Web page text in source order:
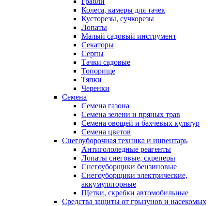
Колеса, камеры для тачек
Кусторезы, сучкорезы
Лопаты
Малый садовый инструмент
Секаторы
Серпы
Тачки садовые
Топорище
Тяпки
Черенки
Семена
Семена газона
Семена зелени и пряных трав
Семена овощей и бахчевых культур
Семена цветов
Снегоуборочная техника и инвентарь
Антигололедные реагенты
Лопаты снеговые, скреперы
Снегоуборщики бензиновые
Снегоуборщики электрические,
аккумуляторные
Щетки, скребки автомобильные
Средства защиты от грызунов и насекомых